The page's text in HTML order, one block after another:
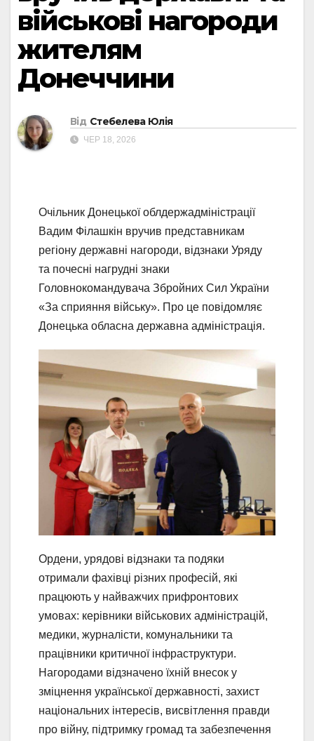
військові нагороди
жителям
Донеччини
Від Стебелева Юлія
ЧЕР 18, 2026
Очільник Донецької облдержадміністрації
Вадим Філашкін вручив представникам
регіону державні нагороди, відзнаки Уряду
та почесні нагрудні знаки
Головнокомандувача Збройних Сил України
«За сприяння війську». Про це повідомляє
Донецька обласна державна адміністрація.
Ордени, урядові відзнаки та подяки
отримали фахівці різних професій, які
працюють у найважчих прифронтових
умовах: керівники військових адміністрацій,
медики, журналісти, комунальники та
працівники критичної інфраструктури.
Нагородами відзначено їхній внесок у
зміцнення української державності, захист
національних інтересів, висвітлення правди
про війну, підтримку громад та забезпечення